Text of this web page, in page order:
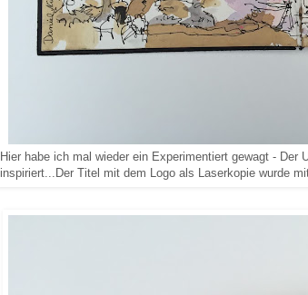
Hier habe ich mal wieder ein Experimentiert gewagt -
inspiriert...Der Titel mit dem Logo als Laserkopie wurde